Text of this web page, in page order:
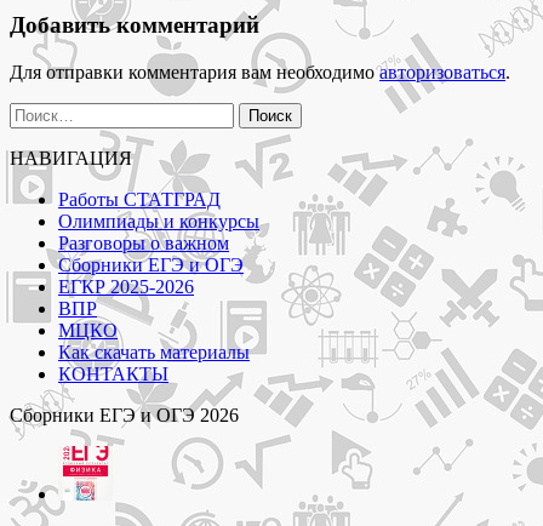
ответами"
Добавить комментарий
Для отправки комментария вам необходимоавторизоваться.
Найти:
НАВИГАЦИЯ
Работы СТАТГРАД
Олимпиады и конкурсы
Разговоры о важном
Сборники ЕГЭ и ОГЭ
ЕГКР 2025-2026
ВПР
МЦКО
Как скачать материалы
КОНТАКТЫ
Сборники ЕГЭ и ОГЭ 2026